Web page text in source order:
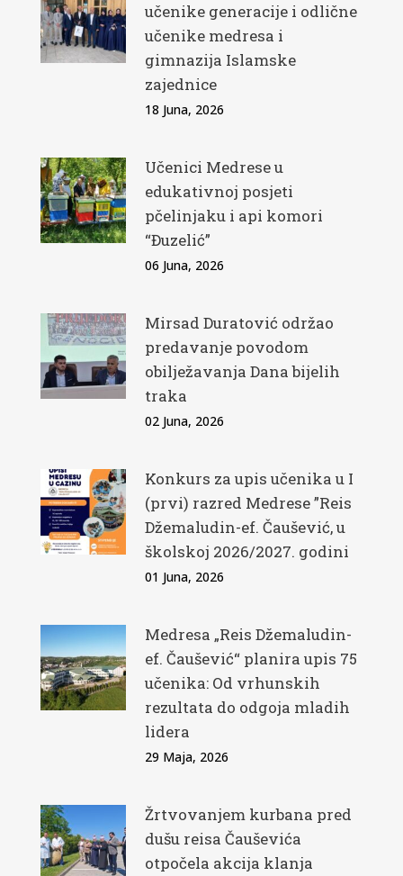
učenike generacije i odlične
učenike medresa i
gimnazija Islamske
zajednice
18 Juna, 2026
Učenici Medrese u
edukativnoj posjeti
pčelinjaku i api komori
“Đuzelić”
06 Juna, 2026
Mirsad Duratović održao
predavanje povodom
obilježavanja Dana bijelih
traka
02 Juna, 2026
Konkurs za upis učenika u I
(prvi) razred Medrese ”Reis
Džemaludin-ef. Čaušević, u
školskoj 2026/2027. godini
01 Juna, 2026
Medresa „Reis Džemaludin-
ef. Čaušević“ planira upis 75
učenika: Od vrhunskih
rezultata do odgoja mladih
lidera
29 Maja, 2026
Žrtvovanjem kurbana pred
dušu reisa Čauševića
otpočela akcija klanja